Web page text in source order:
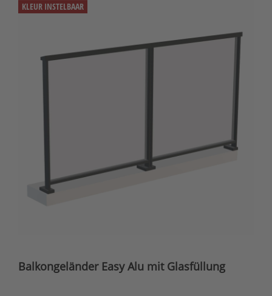
KLEUR INSTELBAAR
Balkongeländer Easy Alu mit Glasfüllung